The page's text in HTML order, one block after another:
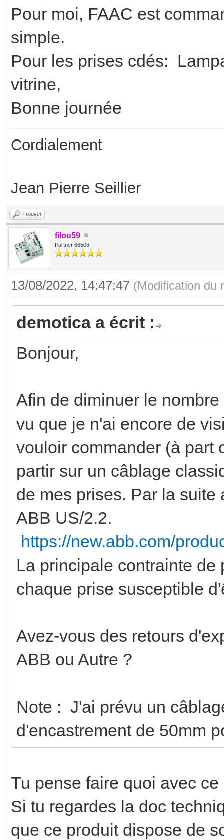
Pour moi, FAAC est
simple.
Pour les prises cdés:
vitrine,
Bonne journée
Cordialement
Jean Pierre Seillier
Trouver
filou59
Partner 66506
13/08/2022, 14:47:47 (Modification du
demotica a écrit :
Bonjour,
Afin de diminuer le
vu que je n'ai encore de
vouloir commander (à
partir sur un câblage
de mes prises. Par la
ABB US/2.2.
https://new.abb.com/
La principale contrainte
chaque prise susceptible
Avez-vous des retours
ABB ou Autre ?
Note : J'ai prévu un
d'encastrement de 50mm
Tu pense faire quoi avec
Si tu regardes la doc
que ce produit dispose de